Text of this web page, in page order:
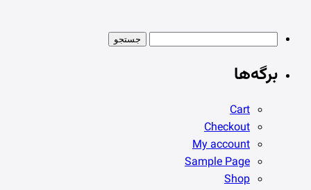
برگه‌ها
Cart
Checkout
My account
Sample Page
Shop